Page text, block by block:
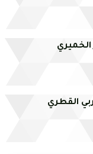
القطري